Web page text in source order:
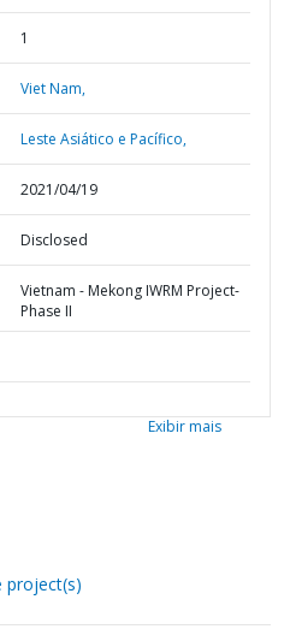
1
Viet Nam,
Leste Asiático e Pacífico,
2021/04/19
Disclosed
Vietnam - Mekong IWRM Project-
Phase II
Exibir mais
project(s)